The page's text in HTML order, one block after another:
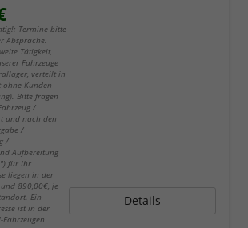
Termine bitte
Absprache.
Tätigkeit,
Fahrzeuge
verteilt in
ohne Kunden-
Bitte fragen
/
und nach den
/
/
Aufbereitung
für Ihr
liegen in der
890,00€, je
Ein
ist in der
Details